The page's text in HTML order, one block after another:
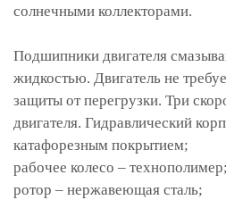
солнечными коллекторами.
Подшипники двигателя
жидкостью. Двигатель не
защиты от перегрузки. Три
двигателя. Гидравлический
катафорезным покрытием;
рабочее колесо – технополимер;
ротор – нержавеющая сталь;